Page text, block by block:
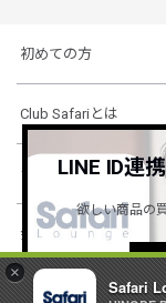
×
Safari
初めての方
Club Safariとは
ショッピングガイド
会社概要・規約
LINE ID連
欲しい商品の